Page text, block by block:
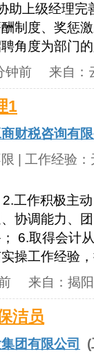
助上级经理完
制度、奖惩
角度为部门
钟前 来自：
1
财税咨询有
| 工作经验：
工作积极主
协调能力、
6.取得会计
操工作经验
来自： 揭
洁员
团有限公司